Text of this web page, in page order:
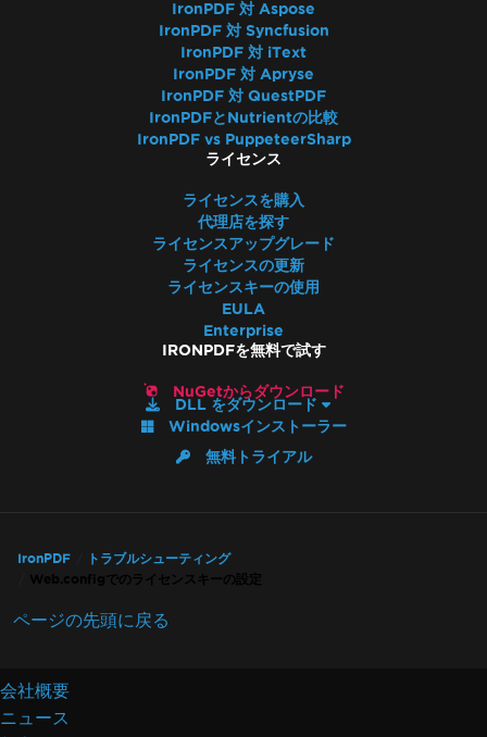
PDFをBase64に変換
IronPDF - セキュリティCVE
IronPDF 'using' 宣言
IronPDF - PDF内の_blankハイパーリンクが同
じブラウザタブで開く
IronPdf.Slim
IronPdf.Linux
IronPdf.Native.UpdatedChrome
PDFがChromeのプリントプレビューと異なる
バージョンアップ後のアセンブリミスマッチ
サイズ変更、延長、変換
WCAGとPDF/UA
CSS改ページ
UpdatedChromeパフォーマンス
DockerなしのAWS Lambda
デフォルトのプレースホルダー
SixLaborsライセンス
IronPDF 対 Aspose
IronPDF 対 Syncfusion
IronPDF 対 iText
IronPDF 対 Apryse
IronPDF 対 QuestPDF
IronPDFとNutrientの比較
IronPDF vs PuppeteerSharp
ライセンス
ライセンスを購入
代理店を探す
ライセンスアップグレード
ライセンスの更新
ライセンスキーの使用
EULA
Enterprise
IRONPDFを無料で試す
NuGetからダウンロード
DLL をダウンロード
Windowsインストーラー
無料トライアル
IronPDF
トラブルシューティング
Web.configでのライセンスキーの設定
ページの先頭に戻る
会社概要
ニュース